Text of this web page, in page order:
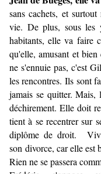
sans cachets, et
vie. De plus, sous les
habitants, elle va faire
qu'elle, amusant et
ne s'ennuie pas, c'est
les rencontres. Ils sont
jamais se quitter.
déchirement. Elle doit
tient à se recentrer sur
diplôme de droit.
son divorce, car elle est
Rien ne se passera